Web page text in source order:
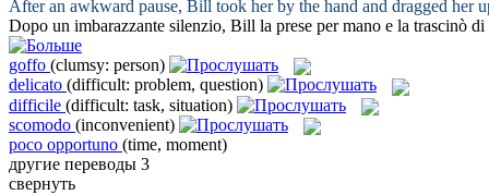
After an awkward pause, Bill took her by the hand and dragged her
Dopo un imbarazzante silenzio, Bill la prese per mano e la trascinò di
goffo (clumsy: person)
delicato (difficult: problem, question)
difficile (difficult: task, situation)
scomodo (inconvenient)
poco opportuno (time, moment)
другие переводы 3
свернуть